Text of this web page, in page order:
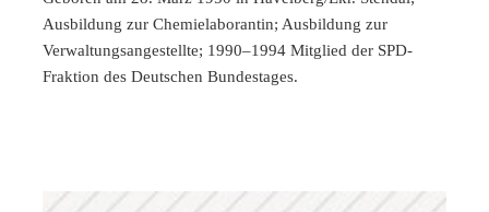
Ausbildung zur Chemielaborantin; Ausbildung zur
Verwaltungsangestellte; 1990–1994 Mitglied der SPD-
Fraktion des Deutschen Bundestages.